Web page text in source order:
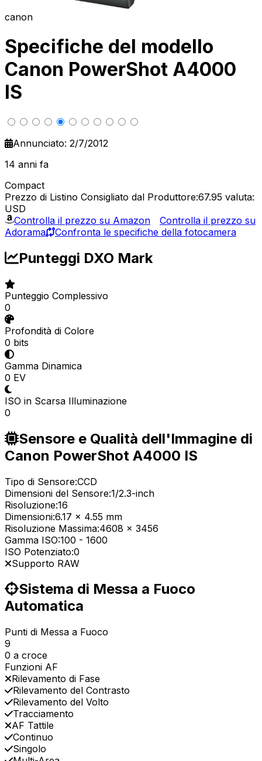
canon
Specifiche del modello
Canon PowerShot A4000
IS
Annunciato: 2/7/2012
14 anni fa
Compact
Prezzo di Listino Consigliato dal Produttore:67.95 valuta:
USD
Controlla il prezzo su Amazon
Controlla il prezzo su
Adorama
Confronta le specifiche della fotocamera
Punteggi DXO Mark
Punteggio Complessivo
0
Profondità di Colore
0 bits
Gamma Dinamica
0 EV
ISO in Scarsa Illuminazione
0
Sensore e Qualità dell'Immagine di
Canon PowerShot A4000 IS
Tipo di Sensore:CCD
Dimensioni del Sensore:1/2.3-inch
Risoluzione:16
Dimensioni:6.17 x 4.55 mm
Risoluzione Massima:4608 x 3456
Gamma ISO:100 - 1600
ISO Potenziato:0
Supporto RAW
Sistema di Messa a Fuoco
Automatica
Punti di Messa a Fuoco
9
0 a croce
Funzioni AF
Rilevamento di Fase
Rilevamento del Contrasto
Rilevamento del Volto
Tracciamento
AF Tattile
Continuo
Singolo